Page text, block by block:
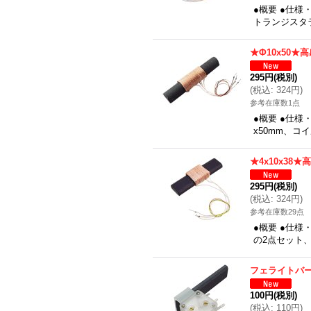
●概要 ●仕様
トランジス
★Φ10x50★高
295円(税別)
(税込: 324円)
参考在庫数1点
●概要 ●仕様
x50mm、コ
★4x10x38★高
295円(税別)
(税込: 324円)
参考在庫数29点
●概要 ●仕様
の2点セット
フェライトバ
100円(税別)
(税込: 110円)